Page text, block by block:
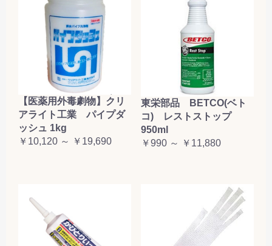
【医薬用外毒劇物】クリ
アライト工業 パイプダ
ッシュ 1kg
￥10,120 ～ ￥19,690
東栄部品 BETCO(ベト
コ) レストストップ
950ml
￥990 ～ ￥11,880